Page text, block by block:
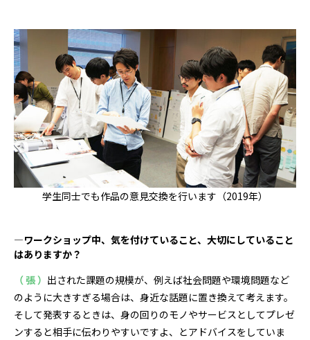
学生同士でも作品の意見交換を行います（2019年）
―ワークショップ中、気を付けていること、大切にしていること
はありますか？
（ 張 ） 出された課題の規模が、例えば社会問題や環境問題など
のように大きすぎる場合は、身近な話題に置き換えて考えます。
そして発表するときは、身の回りのモノやサービスとしてプレゼ
ンすると相手に伝わりやすいですよ、とアドバイスをしていま